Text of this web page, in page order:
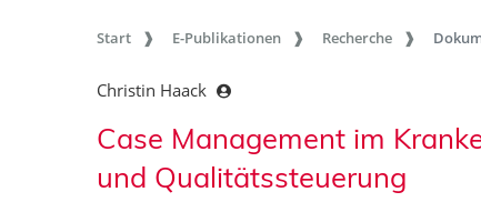
Start E-Publikationen Recherche
Christin Haack
Case Management im
und Qualitätssteuerung